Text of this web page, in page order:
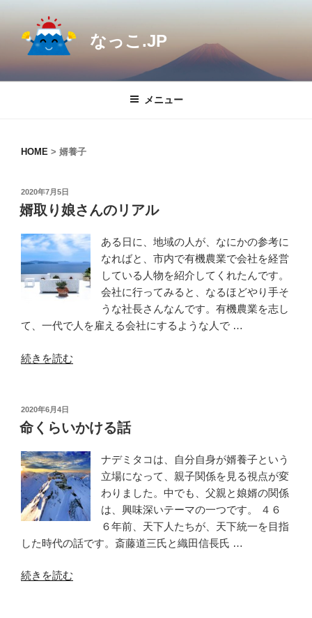
なっこ.JP
メニュー
HOME > 婿養子
投
稿
日:
2020年7月5日
婿取り娘さんのリアル
ある日に、地域の人が、なにかの参考に
なればと、市内で有機農業で会社を経営
している人物を紹介してくれたんです。
会社に行ってみると、なるほどやり手そ
うな社長さんなんです。有機農業を志し
て、一代で人を雇える会社にするような人で …
“婿
娘
さ
の
リ
ア
ル”
の
続きを読む
投
稿
日:
2020年6月4日
命くらいかける話
ナデミタコは、自分自身が婿養子という
立場になって、親子関係を見る視点が変
わりました。中でも、父親と娘婿の関係
は、興味深いテーマの一つです。 ４６
６年前、天下人たちが、天下統一を目指
した時代の話です。斎藤道三氏と織田信長氏 …
“命
続きを読む